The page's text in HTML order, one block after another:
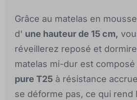
Grâce au matelas en mousse
d' une hauteur de 15 cm,
réveillerez reposé et
matelas mi-dur est composé
pure T25 à résistance
se déforme pas, ce qui rend